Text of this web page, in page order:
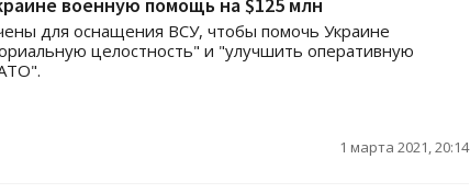
для оснащения ВСУ, чтобы помочь Украине
целостность" и "улучшить оперативную
1 марта 2021, 20:14